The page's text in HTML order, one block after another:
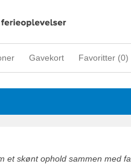
Gavekort Favoritter (0)
et skønt ophold sammen med